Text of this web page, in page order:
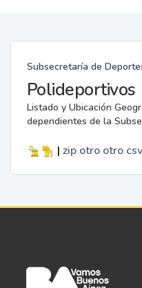
Subsecretaría de
Polideportivos
Listado y Ubicación
dependientes de la
| zip otro otro csv